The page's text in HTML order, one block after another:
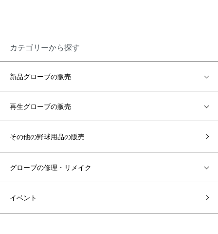
カテゴリーから探す
新品グローブの販売
再生グローブの販売
その他の野球用品の販売
グローブの修理・リメイク
イベント